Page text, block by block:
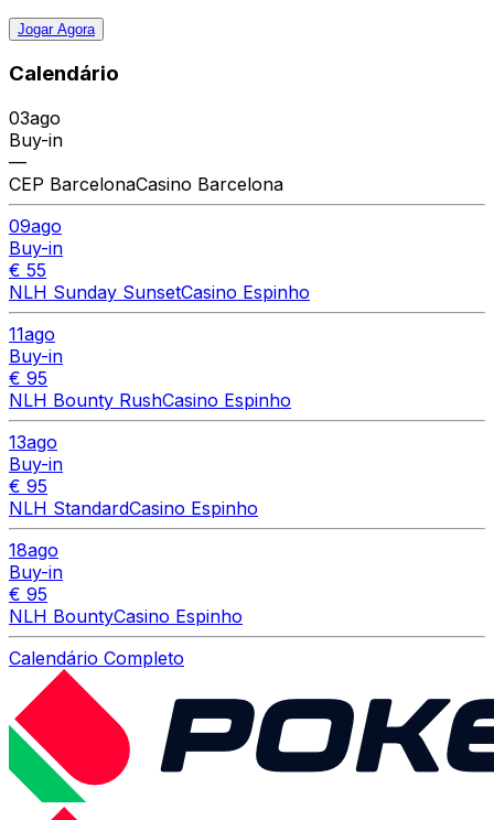
Jogar Agora
Calendário
03ago
Buy-in
—
CEP BarcelonaCasino Barcelona
09ago
Buy-in
€ 55
NLH Sunday SunsetCasino Espinho
11ago
Buy-in
€ 95
NLH Bounty RushCasino Espinho
13ago
Buy-in
€ 95
NLH StandardCasino Espinho
18ago
Buy-in
€ 95
NLH BountyCasino Espinho
Calendário Completo